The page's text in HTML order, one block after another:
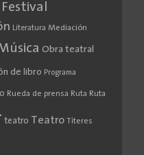
Festival
Literatura Mediación
Obra teatral
de libro Programa
Rueda de prensa Ruta Ruta
teatro Teatro Títeres